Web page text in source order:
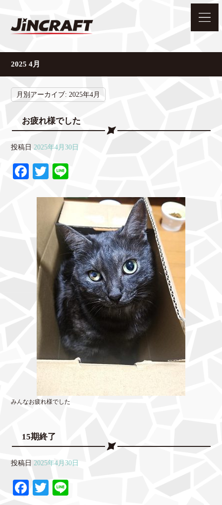
2025 4月
月別アーカイブ:2025年4月
お疲れ様でした
投稿日 2025年4月30日
Fa
bo
T
tte
r
みんなお疲れ様でした
15期終了
投稿日 2025年4月30日
Fa T